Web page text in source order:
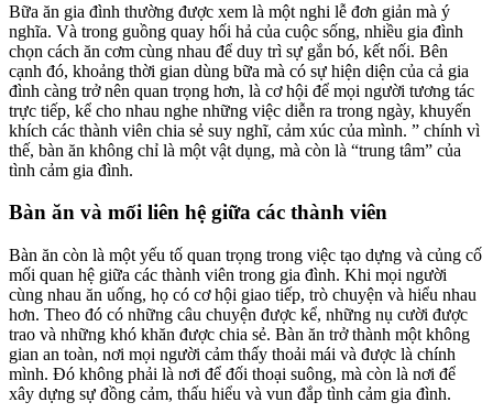
Bữa ăn gia đình thường được xem là một nghi lễ đơn giản mà ý
nghĩa. Và trong guồng quay hối hả của cuộc sống, nhiều gia đình
chọn cách ăn cơm cùng nhau để duy trì sự gắn bó, kết nối. Bên
cạnh đó, khoảng thời gian dùng bữa mà có sự hiện diện của cả gia
đình càng trở nên quan trọng hơn, là cơ hội để mọi người tương tác
trực tiếp, kể cho nhau nghe những việc diễn ra trong ngày, khuyến
khích các thành viên chia sẻ suy nghĩ, cảm xúc của mình. ” chính vì
thế, bàn ăn không chỉ là một vật dụng, mà còn là “trung tâm” của
tình cảm gia đình.
Bàn ăn và mối liên hệ giữa các thành viên
Bàn ăn còn là một yếu tố quan trọng trong việc tạo dựng và củng cố
mối quan hệ giữa các thành viên trong gia đình. Khi mọi người
cùng nhau ăn uống, họ có cơ hội giao tiếp, trò chuyện và hiểu nhau
hơn. Theo đó có những câu chuyện được kể, những nụ cười được
trao và những khó khăn được chia sẻ. Bàn ăn trở thành một không
gian an toàn, nơi mọi người cảm thấy thoải mái và được là chính
mình. Đó không phải là nơi để đối thoại suông, mà còn là nơi để
xây dựng sự đồng cảm, thấu hiểu và vun đắp tình cảm gia đình.